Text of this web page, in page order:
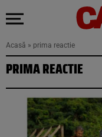
Acasă » prima reactie
PRIMA REACTIE